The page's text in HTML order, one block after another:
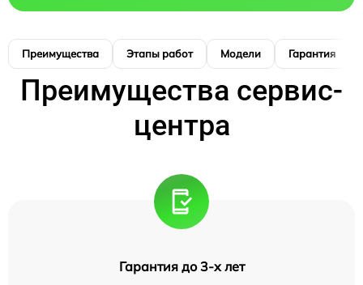
Преимущества Этапы работ Модели Гарантия
Преимущества сервис-
центра
Гарантия до 3-х лет